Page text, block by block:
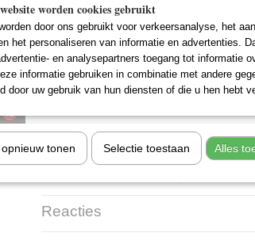
De succesvolle en zeer rijke Simon Storm krijgt
zijn vrouw, Teresa, heeft een ander. Erg pijnlijk
scheiden en met zijn eigen mooie geliefde
scheiding weten. Wanhopig besluit Simon tot
begin van een verschrikkelijke nachtmerrie te
Titel: Dead Easy (2004)
Geregisseerd door: Neal Sundstrom
Reacties
worden cookies gebruikt
door ons gebruikt voor verkeersanalyse, het
het personaliseren van informatie en advertenties.
en analysepartners toegang tot informatie
informatie gebruiken in combinatie met andere
door uw gebruik van hun diensten of die u hen hebt
tonen Selectie toestaan Alles